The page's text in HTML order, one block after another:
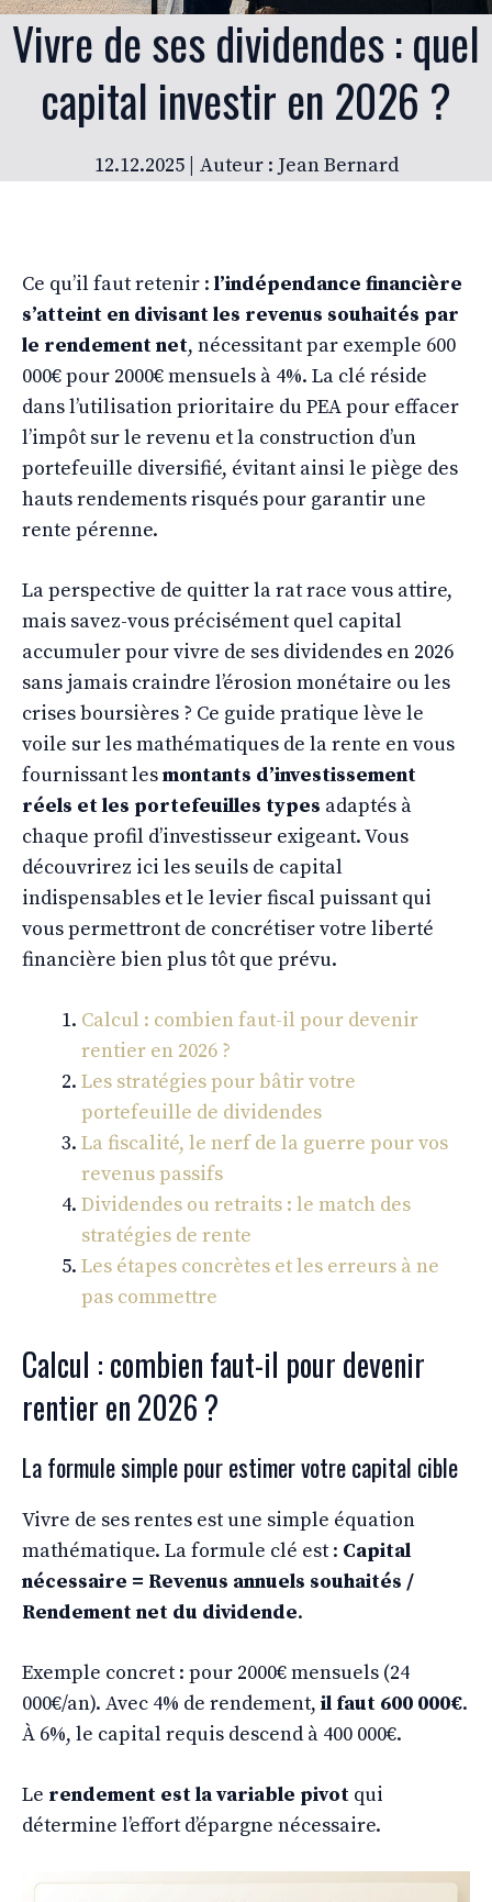
Vivre de ses dividendes : quel
capital investir en 2026 ?
12.12.2025 | Auteur : Jean Bernard
Ce qu’il faut retenir : l’indépendance financière
s’atteint en divisant les revenus souhaités par
le rendement net, nécessitant par exemple 600
000€ pour 2000€ mensuels à 4%. La clé réside
dans l’utilisation prioritaire du PEA pour effacer
l’impôt sur le revenu et la construction d’un
portefeuille diversifié, évitant ainsi le piège des
hauts rendements risqués pour garantir une
rente pérenne.
La perspective de quitter la rat race vous attire,
mais savez-vous précisément quel capital
accumuler pour vivre de ses dividendes en 2026
sans jamais craindre l’érosion monétaire ou les
crises boursières ? Ce guide pratique lève le
voile sur les mathématiques de la rente en vous
fournissant lesmontants d’investissement
réels et les portefeuilles types adaptés à
chaque profil d’investisseur exigeant. Vous
découvrirez ici les seuils de capital
indispensables et le levier fiscal puissant qui
vous permettront de concrétiser votre liberté
financière bien plus tôt que prévu.
Calcul : combien faut-il pour devenir
rentier en 2026 ?
Les stratégies pour bâtir votre
portefeuille de dividendes
La fiscalité, le nerf de la guerre pour vos
revenus passifs
Dividendes ou retraits : le match des
stratégies de rente
Les étapes concrètes et les erreurs à ne
pas commettre
Calcul : combien faut-il pour devenir
rentier en 2026 ?
La formule simple pour estimer votre capital cible
Vivre de ses rentes est une simple équation
mathématique. La formule clé est : Capital
nécessaire = Revenus annuels souhaités /
Rendement net du dividende.
Exemple concret : pour 2000€ mensuels (24
000€/an). Avec 4% de rendement, il faut 600 000€.
À 6%, le capital requis descend à 400 000€.
Le rendement est la variable pivot qui
détermine l’effort d’épargne nécessaire.